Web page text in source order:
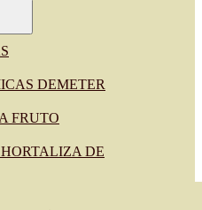
DEMETER
FRUTO
DE